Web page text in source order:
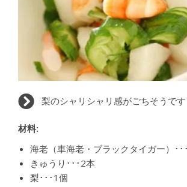
梨のシャリシャリ感がごちそうです
材料:
海老（車海老・ブラックタイガー）･･
きゅうり･･･2本
梨･･･1個